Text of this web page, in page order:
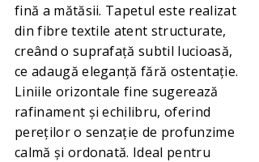
fină a mătăsii. Tapetul este realizat
din fibre textile atent structurate,
creând o suprafață subtil lucioasă,
ce adaugă eleganță fără ostentație.
Liniile orizontale fine sugerează
rafinament și echilibru, oferind
pereților o senzație de profunzime
calmă și ordonată. Ideal pentru